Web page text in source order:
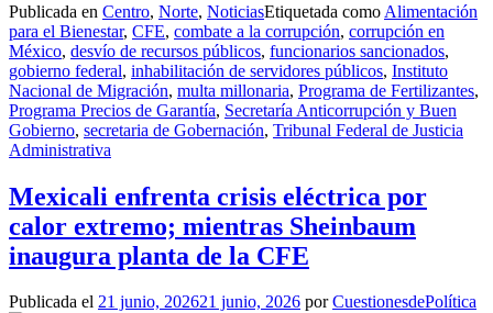
Publicada en Centro, Norte, NoticiasEtiquetada como Alimentación
para el Bienestar, CFE, combate a la corrupción, corrupción en
México, desvío de recursos públicos, funcionarios sancionados,
gobierno federal, inhabilitación de servidores públicos, Instituto
Nacional de Migración, multa millonaria, Programa de Fertilizantes,
Programa Precios de Garantía, Secretaría Anticorrupción y Buen
Gobierno, secretaria de Gobernación, Tribunal Federal de Justicia
Administrativa
Mexicali enfrenta crisis eléctrica por
calor extremo; mientras Sheinbaum
inaugura planta de la CFE
Publicada el 21 junio, 202621 junio, 2026 porCuestionesdePolítica